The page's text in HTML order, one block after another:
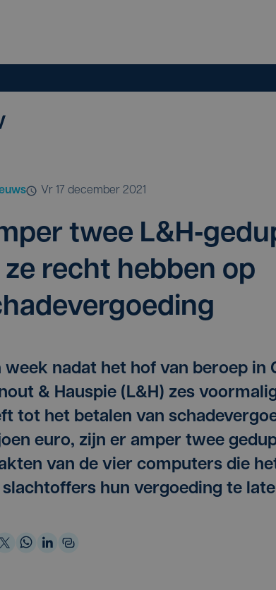
vr 17 december 2021
twee L&
ze recht heb­ben op
week nadat het hof van beroep in
& Hauspie (L&H) zes
tot het betalen van
euro, zijn er amper twee
van de vier computers die
hun vergoeding te